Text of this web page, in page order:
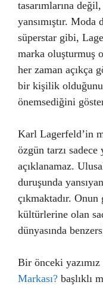
tasarımlarına
yansımıştır.
süperstar gibi,
marka oluşturmuş
her zaman açıkça
bir kişilik olduğunu
önemsediğini
Karl Lagerfeld’in
özgün tarzı
açıklanamaz.
duruşunda
çıkmaktadır.
kültürlerine olan
dünyasında
Bir önceki
Markası? başlıklı